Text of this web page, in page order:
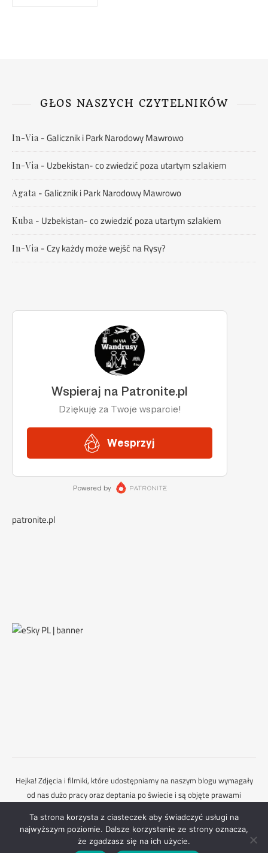
GŁOS NASZYCH CZYTELNIKÓW
In-Via -Galicznik i Park Narodowy Mawrowo
In-Via -Uzbekistan- co zwiedzić poza utartym szlakiem
Agata -Galicznik i Park Narodowy Mawrowo
Kuba -Uzbekistan- co zwiedzić poza utartym szlakiem
In-Via -Czy każdy może wejść na Rysy?
patronite.pl
Hejka! Zdjęcia i filmiki, które udostępniamy na naszym blogu wymagały
od nas dużo pracy oraz deptania po świecie i są objęte prawami
gdybyś chciał je wykorzystać. Mamy nadzieję, że to rozumiesz :)
Kontakt
Ashe Motyw przezWP Royal .
Ta strona korzysta z ciasteczek aby świadczyć usługi na
najwyższym poziomie. Dalsze korzystanie ze strony oznacza,
że zgadzasz się na ich użycie.